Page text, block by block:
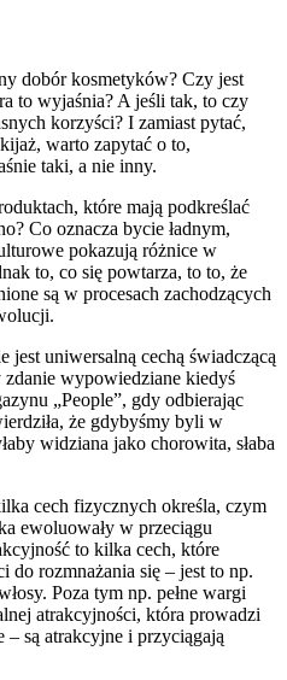
dobór kosmetyków? Czy jest
to wyjaśnia? A jeśli tak, to czy
korzyści? I zamiast pytać,
warto zapytać o to,
taki, a nie inny.
które mają podkreślać
Co oznacza bycie ładnym,
pokazują różnice w
to, co się powtarza, to to, że
są w procesach zachodzących
jest uniwersalną cechą świadczącą
wypowiedziane kiedyś
„People”, gdy odbierając
że gdybyśmy byli w
widziana jako chorowita, słaba
cech fizycznych określa, czym
ewoluowały w przeciągu
to kilka cech, które
rozmnażania się – jest to np.
Poza tym np. pełne wargi
atrakcyjności, która prowadzi
są atrakcyjne i przyciągają